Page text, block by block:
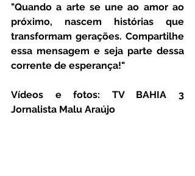
"Quando a arte se une ao amor ao
próximo, nascem histórias que
transformam gerações. Compartilhe
essa mensagem e seja parte dessa
corrente de esperança!"
Vídeos e fotos: TV BAHIA 3
Jornalista Malu Araújo